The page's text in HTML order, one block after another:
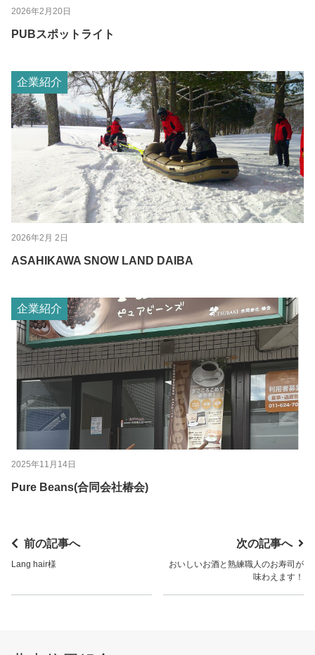
2026年2月20日
PUBスポットライト
企業紹介
2026年2月 2日
ASAHIKAWA SNOW LAND DAIBA
企業紹介
2025年11月14日
Pure Beans(合同会社椿会)
前の記事へ
Lang hair様
次の記事へ
おいしいお酒と熟練職人のお寿司が
味わえます！